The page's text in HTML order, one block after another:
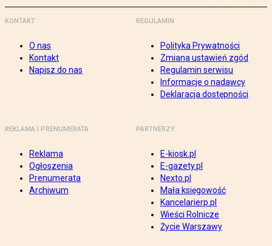
KONTAKT
O nas
Kontakt
Napisz do nas
REGULAMIN
Polityka Prywatności
Zmiana ustawień zgód
Regulamin serwisu
Informacje o nadawcy
Deklaracja dostępności
REKLAMA I PRENUMERATA
Reklama
Ogłoszenia
Prenumerata
Archiwum
PARTNERZY
E-kiosk.pl
E-gazety.pl
Nexto.pl
Mała księgowość
Kancelarierp.pl
Wieści Rolnicze
Życie Warszawy